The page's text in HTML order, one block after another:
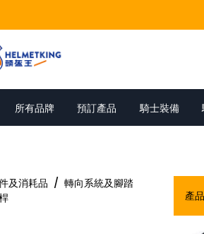
所有品牌 預訂產品 騎士裝備
及消耗品 / 轉向系統及腳踏
產